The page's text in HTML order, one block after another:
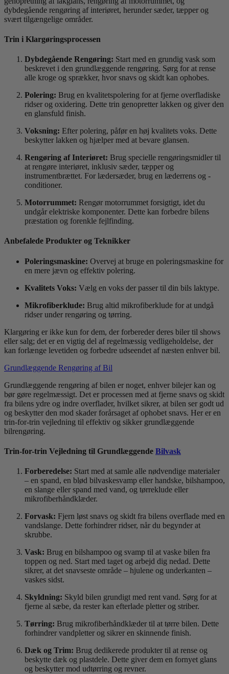
dybdegående rengøring af interiøret, herunder sæder, tæpper og
svært tilgængelige områder.
Trin i Klargøringsprocessen
Dybdegående Rengøring: Start med en grundig vask som
beskrevet i den grundlæggende rengøring. Sørg for at rense
alle kroge og sprækker, hvor snavs og skidt kan ophobes.
Polering: Brug en kvalitetspolering for at fjerne overfladiske
ridser og oxidering. Dette trin genopretter lakken og giver den
en glansfuld finish.
Voksning: Efter polering, påfør en høj kvalitets voks. Dette
beskytter lakken og hjælper med at bevare glansen.
Rengøring af Interiøret: Brug specielle rengøringsmidler til
at rengøre interiøret, inklusiv sæder, tæpper og
instrumentbrættet. For lædersæder, brug en læderrens og -
conditioner.
Motorrummet: Rengør motorrummet forsigtigt, idet du
undgår elektriske komponenter. Dette kan forbedre bilens
præstation og forenkle fejlfinding.
Anbefalede Produkter og Teknikker
Poleringsmaskine: Overvej at bruge en poleringsmaskine for
en mere jævn og effektiv polering.
Kvalitets Voks: Vælg en voks der passer til din bils laktype.
Mikrofiberklude: Brug altid mikrofiberklude for at undgå
ridser under rengøring og tørring.
Klargøring er ikke kun for dem, der forbereder deres biler til shows
eller salg; det er en vigtig del af regelmæssig vedligeholdelse, der
kan forlænge levetiden og forbedre udseendet af næsten enhver bil.
Grundlæggende Rengøring af Bil
Grundlæggende rengøring af bilen er noget, enhver bilejer kan og
bør gøre regelmæssigt. Det er processen med at fjerne snavs og skidt
fra bilens ydre og indre overflader, hvilket sikrer, at bilen ser godt ud
og beskytter den mod skader forårsaget af ophobet snavs. Her er en
trin-for-trin vejledning til effektiv og sikker grundlæggende
bilrengøring.
Trin-for-trin Vejledning til Grundlæggende Bilvask
Forberedelse: Start med at samle alle nødvendige materialer
– en spand, en blød bilvaskesvamp eller handske, bilshampoo,
en slange eller spand med vand, og tørreklude eller
mikrofiberhåndklæder.
Forvask: Fjern løst snavs og skidt fra bilens overflade med en
vandslange. Dette forhindrer ridser, når du begynder at
skrubbe.
Vask: Brug en bilshampoo og svamp til at vaske bilen fra
toppen og ned. Start med taget og arbejd dig nedad. Dette
sikrer, at det snavseste område – hjulene og underkanten –
vaskes sidst.
Skyldning: Skyld bilen grundigt med rent vand. Sørg for at
fjerne al sæbe, da rester kan efterlade pletter og striber.
Tørring: Brug mikrofiberhåndklæder til at tørre bilen. Dette
forhindrer vandpletter og sikrer en skinnende finish.
Dæk og Trim: Brug dedikerede produkter til at rense og
beskytte dæk og plastdele. Dette giver dem en fornyet glans
og beskytter mod udtørring og revner.